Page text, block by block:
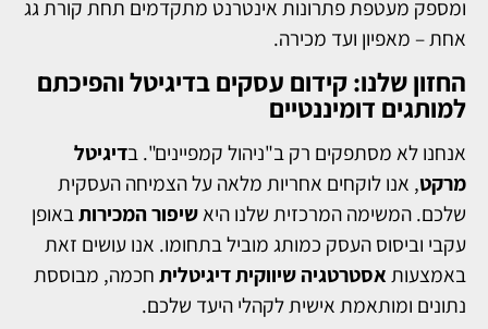
ומספק מעטפת פתרונות אינטרנט מתקדמים תחת קורת גג
אחת – מאפיון ועד מכירה.
החזון שלנו: קידום עסקים בדיגיטל והפיכתם
למותגים דומיננטיים
אנחנו לא מסתפקים רק ב"ניהול קמפיינים". בדיגיטל
מרקט, אנו לוקחים אחריות מלאה על הצמיחה העסקית
שלכם. המשימה המרכזית שלנו היאשיפור המכירותבאופן
עקבי וביסוס העסק כמותג מוביל בתחומו. אנו עושים זאת
באמצעותאסטרטגיה שיווקית דיגיטליתחכמה, מבוססת
נתונים ומותאמת אישית לקהלי היעד שלכם.